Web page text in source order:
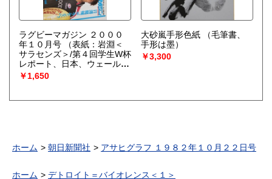
ラグビーマガジン ２０００
年１０月号
（表紙：岩淵＜
サラセンズ＞/第４回学生W杯
レポート、日本、ウェールズ
を破る。）
￥1,650
大砂嵐手形色紙
（毛筆書、
手形は墨）
￥3,300
ホーム 朝日新聞社 アサヒグラフ １９８２年１０月２２日号
ホーム デトロイト＝バイオレンス＜１＞